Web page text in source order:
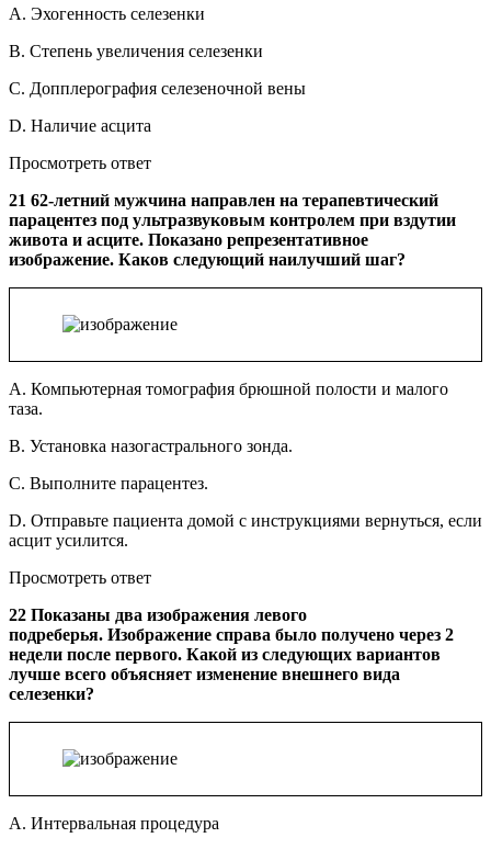
A. Эхогенность селезенки
B. Степень увеличения селезенки
C. Допплерография селезеночной вены
D. Наличие асцита
Просмотреть ответ
21 62-летний мужчина направлен на терапевтический
парацентез под ультразвуковым контролем при вздутии
живота и асците. Показано репрезентативное
изображение. Каков следующий наилучший шаг?
A. Компьютерная томография брюшной полости и малого
таза.
B. Установка назогастрального зонда.
C. Выполните парацентез.
D. Отправьте пациента домой с инструкциями вернуться, если
асцит усилится.
Просмотреть ответ
22 Показаны два изображения левого
подреберья. Изображение справа было получено через 2
недели после первого. Какой из следующих вариантов
лучше всего объясняет изменение внешнего вида
селезенки?
A. Интервальная процедура